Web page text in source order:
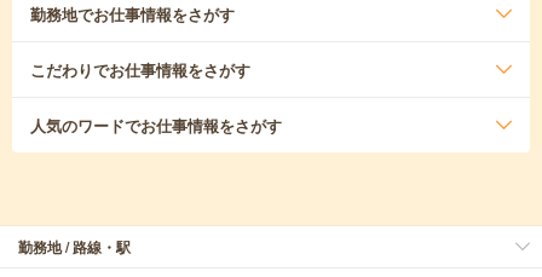
勤務地でお仕事情報をさがす
こだわりでお仕事情報をさがす
人気のワードでお仕事情報をさがす
勤務地 / 路線・駅